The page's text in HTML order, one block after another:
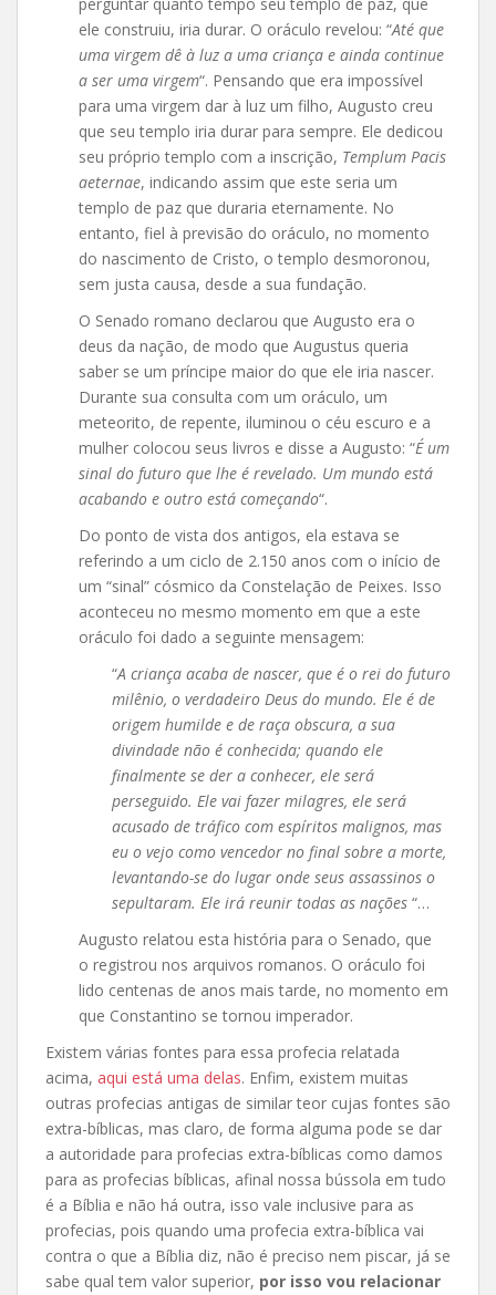
ele construiu, iria durar. O oráculo revelou: “Até que
uma virgem dê à luz a uma criança e ainda continue
a ser uma virgem“. Pensando que era impossível
para uma virgem dar à luz um filho, Augusto creu
que seu templo iria durar para sempre. Ele dedicou
seu próprio templo com a inscrição, Templum Pacis
aeternae, indicando assim que este seria um
templo de paz que duraria eternamente. No
entanto, fiel à previsão do oráculo, no momento
do nascimento de Cristo, o templo desmoronou,
sem justa causa, desde a sua fundação.
O Senado romano declarou que Augusto era o
deus da nação, de modo que Augustus queria
saber se um príncipe maior do que ele iria nascer.
Durante sua consulta com um oráculo, um
meteorito, de repente, iluminou o céu escuro e a
mulher colocou seus livros e disse a Augusto: “É um
sinal do futuro que lhe é revelado. Um mundo está
acabando e outro está começando“.
Do ponto de vista dos antigos, ela estava se
referindo a um ciclo de 2.150 anos com o início de
um “sinal” cósmico da Constelação de Peixes. Isso
aconteceu no mesmo momento em que a este
oráculo foi dado a seguinte mensagem:
“A criança acaba de nascer, que é o rei do futuro
milênio, o verdadeiro Deus do mundo. Ele é de
origem humilde e de raça obscura, a sua
divindade não é conhecida; quando ele
finalmente se der a conhecer, ele será
perseguido. Ele vai fazer milagres, ele será
acusado de tráfico com espíritos malignos, mas
eu o vejo como vencedor no final sobre a morte,
levantando-se do lugar onde seus assassinos o
sepultaram. Ele irá reunir todas as nações “…
Augusto relatou esta história para o Senado, que
o registrou nos arquivos romanos. O oráculo foi
lido centenas de anos mais tarde, no momento em
que Constantino se tornou imperador.
Existem várias fontes para essa profecia relatada
acima, aqui está uma delas. Enfim, existem muitas
outras profecias antigas de similar teor cujas fontes são
extra-bíblicas, mas claro, de forma alguma pode se dar
a autoridade para profecias extra-bíblicas como damos
para as profecias bíblicas, afinal nossa bússola em tudo
é a Bíblia e não há outra, isso vale inclusive para as
profecias, pois quando uma profecia extra-bíblica vai
contra o que a Bíblia diz, não é preciso nem piscar, já se
sabe qual tem valor superior, por isso vou relacionar